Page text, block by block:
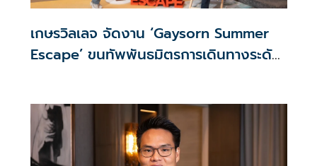
เกษรวิลเลจ จัดงาน ‘Gaysorn Summer
Escape’ ขนทัพพันธมิตรการเดินทางระดับ